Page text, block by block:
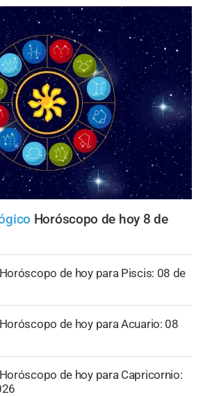
Horóscopo de hoy 8 de
Horóscopo de hoy para Piscis: 08 de
Horóscopo de hoy para Acuario: 08
Horóscopo de hoy para Capricornio: